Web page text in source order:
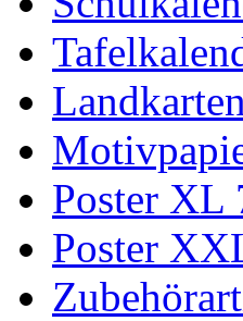
Poster XL
Poster